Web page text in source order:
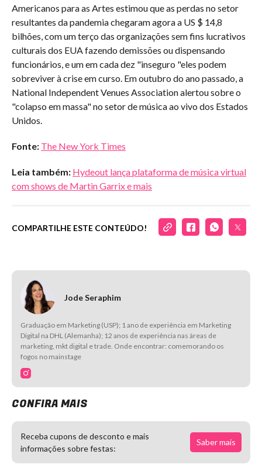
Americanos para as Artes estimou que as perdas no setor
resultantes da pandemia chegaram agora a US $ 14,8
bilhões, com um terço das organizações sem fins lucrativos
culturais dos EUA fazendo demissões ou dispensando
funcionários, e um em cada dez "inseguro "eles podem
sobreviver à crise em curso. Em outubro do ano passado, a
National Independent Venues Association alertou sobre o
"colapso em massa" no setor de música ao vivo dos Estados
Unidos.
Fonte: The New York Times
Leia também: Hydeout lança plataforma de música virtual
com shows de Martin Garrix e mais
COMPARTILHE ESTE CONTEÚDO!
Jode Seraphim
Graduação em Marketing (USP); 1 ano de experiência em Marketing
Digital na DHL (Alemanha); 12 anos de experiência nas áreas de
marketing, mkt digital e trade. Onde encontrar: comemorando os
fogos no mainstage
CONFIRA MAIS
Receba cupons de desconto e mais
informações sobre festas:
Saber mais